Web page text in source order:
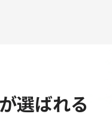
選ばれる